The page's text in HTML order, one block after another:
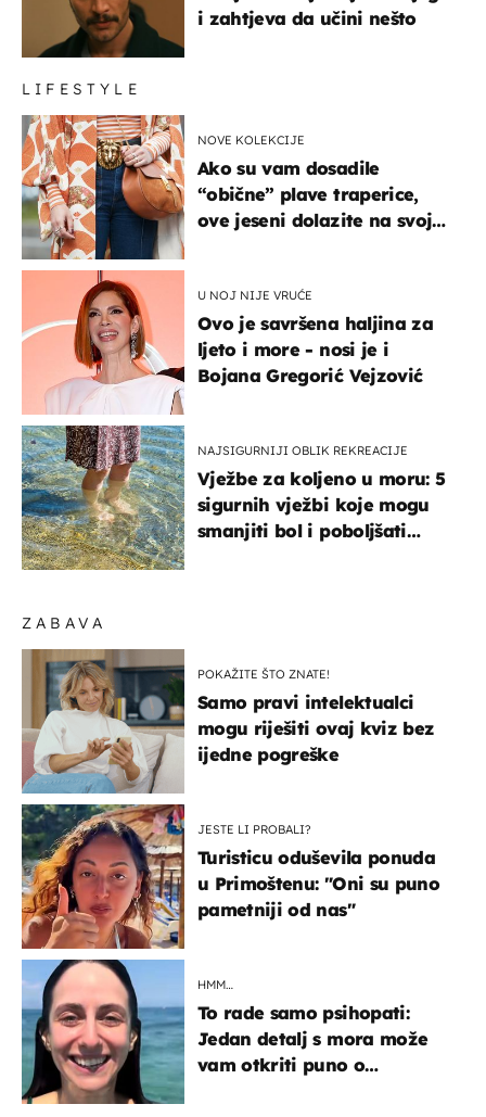
ZABAVA
POKAŽITE ŠTO ZNATE!
Samo pravi intelektualci
mogu riješiti ovaj kviz bez
ijedne pogreške
JESTE LI PROBALI?
Turisticu oduševila ponuda
u Primoštenu: "Oni su puno
pametniji od nas"
HMM…
To rade samo psihopati:
Jedan detalj s mora može
vam otkriti puno o
i zahtjeva da učini nešto
LIFESTYLE
NOVE KOLEKCIJE
Ako su vam dosadile
“obične” plave traperice,
ove jeseni dolazite na svoje
U NOJ NIJE VRUĆE
Ovo je savršena haljina za
ljeto i more - nosi je i
Bojana Gregorić Vejzović
NAJSIGURNIJI OBLIK REKREACIJE
Vježbe za koljeno u moru: 5
sigurnih vježbi koje mogu
smanjiti bol i poboljšati